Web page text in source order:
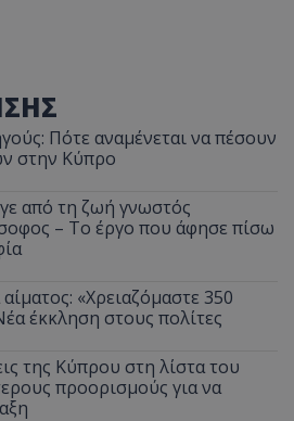
Πότε αναμένεται να πέσουν
στην Κύπρο
από τη ζωή γνωστός
– Το έργο που άφησε πίσω
«Χρειαζόμαστε 350
έκκληση στους πολίτες
της Κύπρου στη λίστα του
προορισμούς για να